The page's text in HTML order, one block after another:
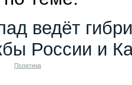
ведёт
России и
Политика